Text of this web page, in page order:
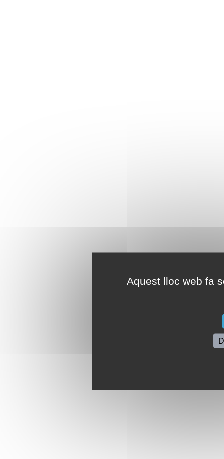
Aquest lloc web fa